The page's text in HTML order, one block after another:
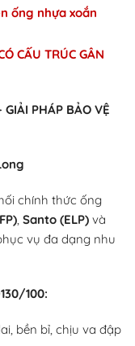
ống nhựa xoắn
CẤU TRÚC GÂN
PHÁP BẢO VỆ
chính thức ống
Santo (ELP) và
vụ đa dạng nhu
100:
bền bỉ, chịu va đập